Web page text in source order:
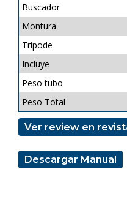
Buscador
Montura
Trípode
Incluye
Peso tubo
Peso Total
Ver review en
Descargar Manual